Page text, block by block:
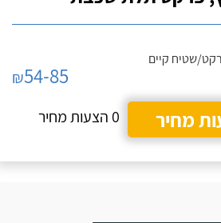
שטיח קיים
₪54-85
מחיר
0 הצעות מחיר